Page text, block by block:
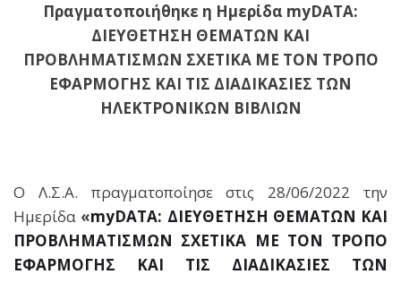
Πραγματοποιήθηκε η Ημερίδα myDATA:
ΔΙΕΥΘΕΤΗΣΗ ΘΕΜΑΤΩΝ ΚΑΙ
ΠΡΟΒΛΗΜΑΤΙΣΜΩΝ ΣΧΕΤΙΚΑ ΜΕ ΤΟΝ ΤΡΟΠΟ
ΕΦΑΡΜΟΓΗΣ ΚΑΙ ΤΙΣ ΔΙΑΔΙΚΑΣΙΕΣ ΤΩΝ
ΗΛΕΚΤΡΟΝΙΚΩΝ ΒΙΒΛΙΩΝ
Ο Λ.Σ.Α. πραγματοποίησε στις 28/06/2022 την
Ημερίδα «myDATA: ΔΙΕΥΘΕΤΗΣΗ ΘΕΜΑΤΩΝ ΚΑΙ
ΠΡΟΒΛΗΜΑΤΙΣΜΩΝ ΣΧΕΤΙΚΑ ΜΕ ΤΟΝ ΤΡΟΠΟ
ΕΦΑΡΜΟΓΗΣ ΚΑΙ ΤΙΣ ΔΙΑΔΙΚΑΣΙΕΣ ΤΩΝ